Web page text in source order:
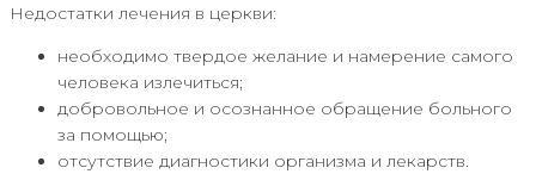
Недостатки лечения в церкви:
необходимо твердое желание и намерение самого
человека излечиться;
добровольное и осознанное обращение больного
за помощью;
отсутствие диагностики организма и лекарств.